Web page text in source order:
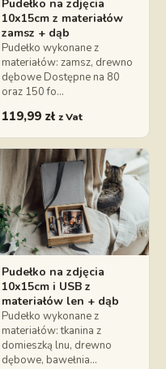
Pudełko na zdjęcia
10x15cm z materiałów
zamsz + dąb
Pudełko wykonane z
materiałów: zamsz, drewno
dębowe Dostępne na 80
oraz 150 fo…
119,99 zł z Vat
Pudełko na zdjęcia
10x15cm i USB z
materiałów len + dąb
Pudełko wykonane z
materiałów: tkanina z
domieszką lnu, drewno
dębowe, bawełnia…